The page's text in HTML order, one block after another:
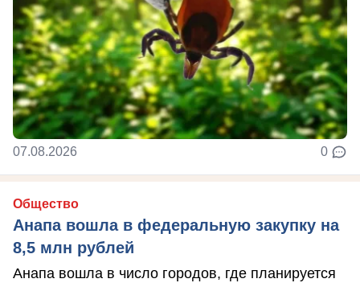
07.08.2026 0
Общество
Анапа вошла в федеральную закупку на
8,5 млн рублей
Анапа вошла в число городов, где планируется